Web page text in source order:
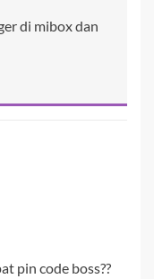
di mibox dan
pin code boss??